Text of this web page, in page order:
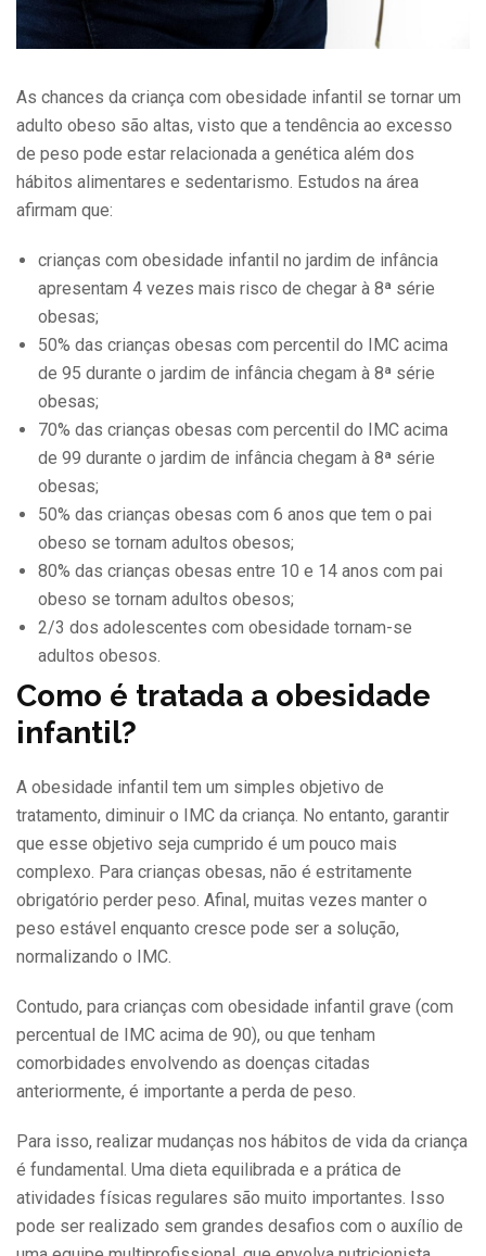
As chances da criança com obesidade infantil se tornar um
adulto obeso são altas, visto que a tendência ao excesso
de peso pode estar relacionada a genética além dos
hábitos alimentares e sedentarismo. Estudos na área
afirmam que:
crianças com obesidade infantil no jardim de infância
apresentam 4 vezes mais risco de chegar à 8ª série
obesas;
50% das crianças obesas com percentil do IMC acima
de 95 durante o jardim de infância chegam à 8ª série
obesas;
70% das crianças obesas com percentil do IMC acima
de 99 durante o jardim de infância chegam à 8ª série
obesas;
50% das crianças obesas com 6 anos que tem o pai
obeso se tornam adultos obesos;
80% das crianças obesas entre 10 e 14 anos com pai
obeso se tornam adultos obesos;
2/3 dos adolescentes com obesidade tornam-se
adultos obesos.
Como é tratada a obesidade
infantil?
A obesidade infantil tem um simples objetivo de
tratamento, diminuir o IMC da criança. No entanto, garantir
que esse objetivo seja cumprido é um pouco mais
complexo. Para crianças obesas, não é estritamente
obrigatório perder peso. Afinal, muitas vezes manter o
peso estável enquanto cresce pode ser a solução,
normalizando o IMC.
Contudo, para crianças com obesidade infantil grave (com
percentual de IMC acima de 90), ou que tenham
comorbidades envolvendo as doenças citadas
anteriormente, é importante a perda de peso.
Para isso, realizar mudanças nos hábitos de vida da criança
é fundamental. Uma dieta equilibrada e a prática de
atividades físicas regulares são muito importantes. Isso
pode ser realizado sem grandes desafios com o auxílio de